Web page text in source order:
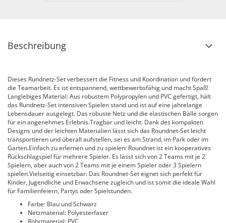
Beschreibung
Dieses Rundnetz-Set verbessert die Fitness und Koordination und fördert
die Teamarbeit. Es ist entspannend, wettbewerbsfähig und macht Spaß!
Langlebiges Material: Aus robustem Polypropylen und PVC gefertigt, hält
das Rundnetz-Set intensiven Spielen stand und ist auf eine jahrelange
Lebensdauer ausgelegt. Das robuste Netz und die elastischen Bälle sorgen
für ein angenehmes Erlebnis.Tragbar und leicht: Dank des kompakten
Designs und der leichten Materialien lässt sich das Roundnet-Set leicht
transportieren und überall aufstellen, sei es am Strand, im Park oder im
Garten.Einfach zu erlernen und zu spielen: Roundnet ist ein kooperatives
Rückschlagspiel für mehrere Spieler. Es lässt sich von 2 Teams mit je 2
Spielern, aber auch von 2 Teams mit je einem Spieler oder 3 Spielern
spielen.Vielseitig einsetzbar: Das Roundnet-Set eignet sich perfekt für
Kinder, Jugendliche und Erwachsene zugleich und ist somit die ideale Wahl
für Familienfeiern, Partys oder Spielstunden.
Farbe: Blau und Schwarz
Netzmaterial: Polyesterfaser
Rohrmaterial: PVC